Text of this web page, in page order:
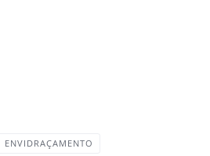
ENVIDRAÇAMENTO